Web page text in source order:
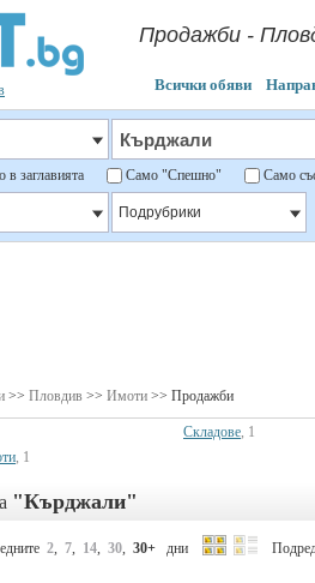
Продажби -
Всички обяви
в заглавията Само "Спешно" Само
>> Пловдив >> Имоти >> Продажби
Складове, 1
, 1
"Кърджали"
2 7 14 30 30+ дни